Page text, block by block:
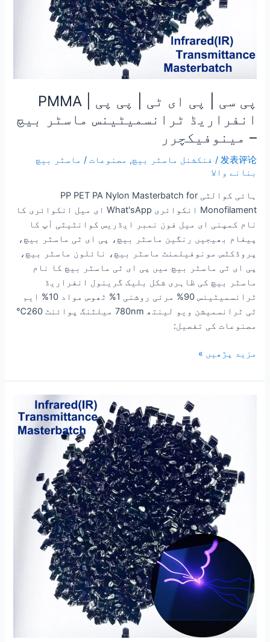
پی سی | پی ای ٹی | پی پی | PMMA
انفراریڈ ٹرانسمیٹینس ماسٹر بیچ
– مینوفیکچرر
发表评论
/ فنکشنل ماسٹر بیچ, مصنوعات / ماسٹر بیچ
بنانے والا
ہائی کوالٹی PP PET PA Nylon Masterbatch for
Monofilament انکوائری What'sApp ای میل انکوائری کا
نام کمپنی ای میل فون نمبر ایڈریس کوانٹیٹی آپ کا
پیغام بھیجیں رنگین ماسٹر بیچ، پی ای ٹی ماسٹر بیچ،
پروڈکٹس مونوفیلمنٹ ماسٹر بیچ، نائلون ماسٹر بیچ،
پی ای ٹی ماسٹر بیچ میں پی ای ٹی ماسٹر بیچ کا نام
ماسٹر بیچ کی ظاہری شکل بلیک گرینول انفراریڈ
ٹرانسمیٹینس 90% مرئی روشنی 1% ٹھوس مواد 10% ایم
ٹی ٹرانسمیشن ویو لینتھ 780nm میلٹنگ پوائنٹ 260℃
مصنوعات کی تفصیل:
ٹرانسمیٹینس
–
مینوفیکچرر
مزید پڑھیں »
کاربونیٹ
کیمرہ
لینس
انفراریڈ
ٹرانسمیٹینس
ماسٹر
بیچ